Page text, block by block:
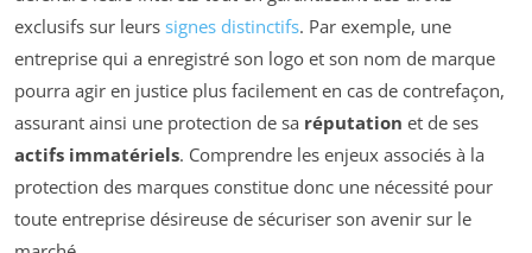
exclusifs sur leurs signes distinctifs. Par exemple, une
entreprise qui a enregistré son logo et son nom de marque
pourra agir en justice plus facilement en cas de contrefaçon,
assurant ainsi une protection de sa réputation et de ses
actifs immatériels. Comprendre les enjeux associés à la
protection des marques constitue donc une nécessité pour
toute entreprise désireuse de sécuriser son avenir sur le